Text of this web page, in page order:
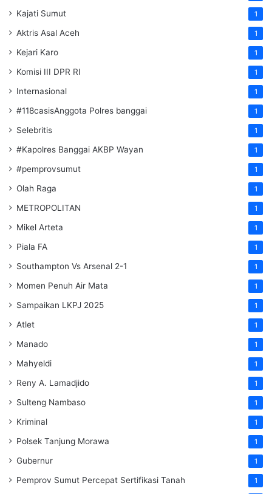
Kajati Sumut 1
Aktris Asal Aceh 1
Kejari Karo 1
Komisi III DPR RI 1
Internasional 1
#118casisAnggota Polres banggai 1
Selebritis 1
#Kapolres Banggai AKBP Wayan 1
#pemprovsumut 1
Olah Raga 1
METROPOLITAN 1
Mikel Arteta 1
Piala FA 1
Southampton Vs Arsenal 2-1 1
Momen Penuh Air Mata 1
Sampaikan LKPJ 2025 1
Atlet 1
Manado 1
Mahyeldi 1
Reny A. Lamadjido 1
Sulteng Nambaso 1
Kriminal 1
Polsek Tanjung Morawa 1
Gubernur 1
Pemprov Sumut Percepat Sertifikasi Tanah 1